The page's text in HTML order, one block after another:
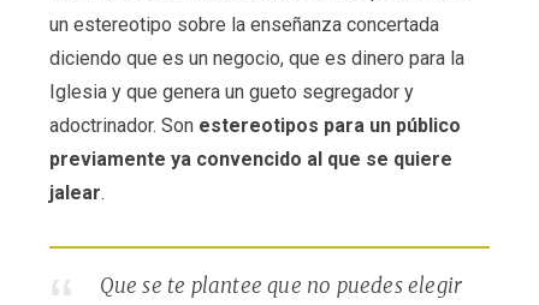
un estereotipo sobre la enseñanza concertada
diciendo que es un negocio, que es dinero para la
Iglesia y que genera un gueto segregador y
adoctrinador. Son estereotipos para un público
previamente ya convencido al que se quiere
jalear.
Que se te plantee que no puedes elegir